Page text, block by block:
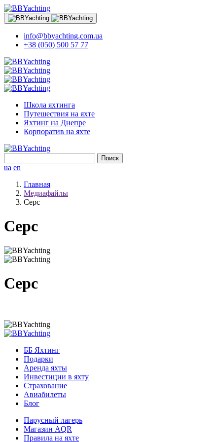
info@bbyachting.com.ua
+38 (050) 500 57 77
Школа яхтинга
Путешествия на яхте
Яхтинг на Днепре
Корпоратив на яхте
ua en
Главная
Медиафайлы
Серс
Серс
Серс
ББ Яхтинг
Подарки
Аренда яхты
Инвестиции в яхту
Страхование
Авиабилеты
Блог
Парусный лагерь
Магазин AQR
Правила на яхте